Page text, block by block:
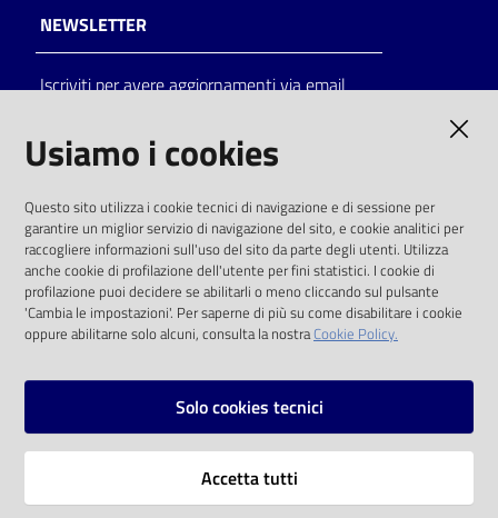
Catalogo
on line
Eventi
Chiedi al
bibliotecario
Avvisi
Orari
NEWSLETTER
Iscriviti per avere aggiornamenti via email
solo alle condizioni previste dalla direttiva
comunitaria 2003/98/CE e dal d.lgs. 36/2006
SOCIAL
Instagram
Vai alla pagina
Usiamo i cookies
Questo sito utilizza i cookie tecnici di navigazione e di sessione per
garantire un miglior servizio di navigazione del sito, e cookie analitici per
raccogliere informazioni sull'uso del sito da parte degli utenti. Utilizza
anche cookie di profilazione dell'utente per fini statistici. I cookie di
profilazione puoi decidere se abilitarli o meno cliccando sul pulsante
'Cambia le impostazioni'. Per saperne di più su come disabilitare i cookie
oppure abilitarne solo alcuni, consulta la nostraCookie Policy.
Solo cookies tecnici
Accetta tutti